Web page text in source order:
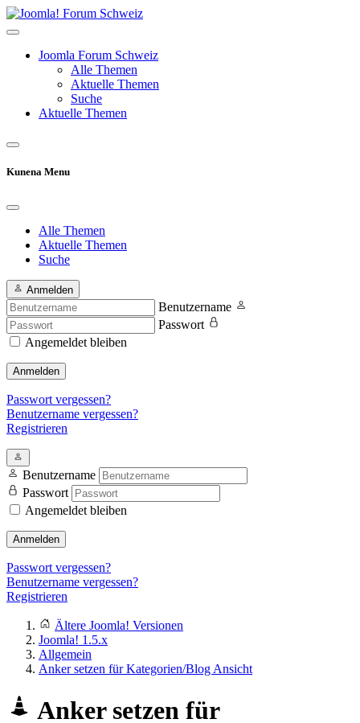
Joomla Forum Schweiz
Alle Themen
Aktuelle Themen
Suche
Aktuelle Themen
Kunena Menu
Alle Themen
Aktuelle Themen
Suche
Anmelden
Benutzername
Passwort
Angemeldet bleiben
Anmelden
Passwort vergessen?
Benutzername vergessen?
Registrieren
Benutzername
Passwort
Angemeldet bleiben
Anmelden
Passwort vergessen?
Benutzername vergessen?
Registrieren
Ältere Joomla! Versionen
Joomla! 1.5.x
Allgemein
Anker setzen für Kategorien/Blog Ansicht
Anker setzen für